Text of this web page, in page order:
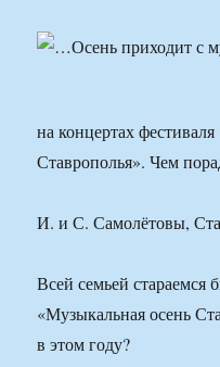
на концертах
Ставрополья». Чем
И. и С. Самолётовы,
Всей семьей стараем­ся
«Музыкальная осень
в этом го­ду?